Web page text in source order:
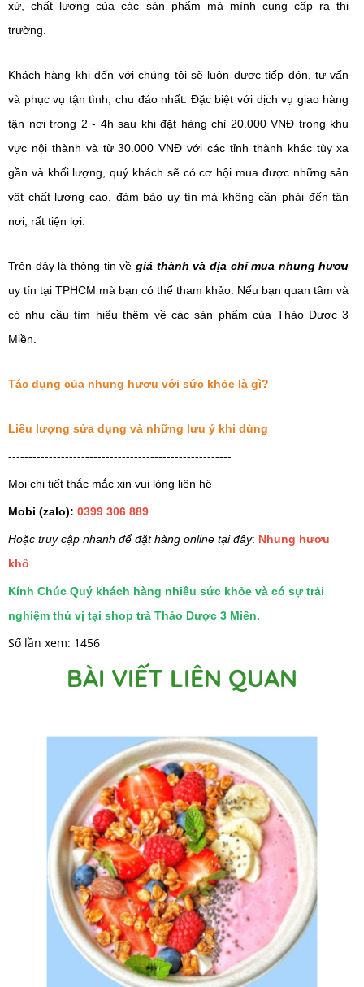
xứ, chất lượng của các sản phẩm mà mình cung cấp ra thị
trường.
Khách hàng khi đến với chúng tôi sẽ luôn được tiếp đón, tư vấn
và phục vụ tận tình, chu đáo nhất. Đặc biệt với dịch vụ giao hàng
tận nơi trong 2 - 4h sau khi đặt hàng chỉ 20.000 VNĐ trong khu
vực nội thành và từ 30.000 VNĐ với các tỉnh thành khác tùy xa
gần và khối lượng, quý khách sẽ có cơ hội mua được những sản
vật chất lượng cao, đảm bảo uy tín mà không cần phải đến tận
nơi, rất tiện lợi.
Trên đây là thông tin về giá thành và địa chỉ mua nhung hươu
uy tín tại TPHCM mà bạn có thể tham khảo. Nếu bạn quan tâm và
có nhu cầu tìm hiểu thêm về các sản phẩm của Thảo Dược 3
Miền.
Tác dụng của nhung hươu với sức khỏe là gì?
Liều lượng sửa dụng và những lưu ý khi dùng
-------------------------------------------------------
Mọi chi tiết thắc mắc xin vui lòng liên hệ
Mobi (zalo): 0399 306 889
Hoặc truy cập nhanh để đặt hàng online tại đây: Nhung hươu
khô
Kính Chúc Quý khách hàng nhiều sức khỏe và có sự trải
nghiệm thú vị tại shop trà Thảo Dược 3 Miền.
Số lần xem: 1456
BÀI VIẾT LIÊN QUAN